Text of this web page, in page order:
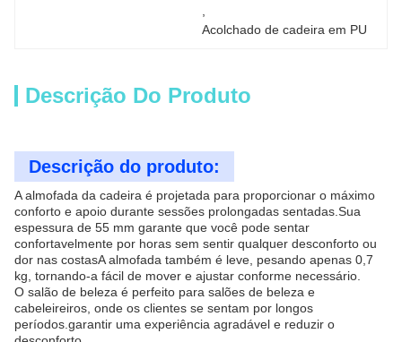
Acolchado de cadeira em PU
Descrição Do Produto
Descrição do produto:
A almofada da cadeira é projetada para proporcionar o máximo
conforto e apoio durante sessões prolongadas sentadas.Sua
espessura de 55 mm garante que você pode sentar
confortavelmente por horas sem sentir qualquer desconforto ou
dor nas costasA almofada também é leve, pesando apenas 0,7
kg, tornando-a fácil de mover e ajustar conforme necessário.
O salão de beleza é perfeito para salões de beleza e
cabeleireiros, onde os clientes se sentam por longos
períodos.garantir uma experiência agradável e reduzir o